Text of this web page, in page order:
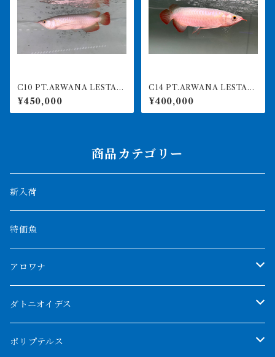
C10 PT.ARWANA LESTARI
最高峰紅龍 アブソリュート
レッド 16㎝前後 260-005
154 アグスファーム
¥450,000
C14 PT.ARWANA LESTARI
最高峰紅龍 アブソリュート
レッド 19㎝前後 260-005
148 アグスファーム
¥400,000
商品カテゴリー
新入荷
特価魚
アロワナ
クンパイ
アブソリュートレッド
ダトニオイデス
シャムタイガー
ポリプテルス